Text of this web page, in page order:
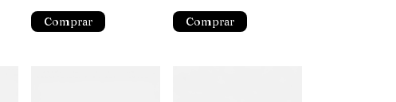
Comprar Comprar